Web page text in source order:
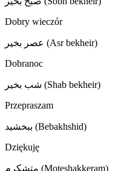
Dobry wieczór
عصر بخیر (Asr bekheir)
Dobranoc
شب بخیر (Shab bekheir)
Przepraszam
ببخشید (Bebakhshid)
Dziękuję
متشکرم (Moteshakkeram)